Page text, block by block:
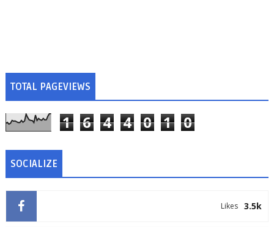
TOTAL PAGEVIEWS
1 6 4 4 0 1 0
SOCIALIZE
3.5k
Likes